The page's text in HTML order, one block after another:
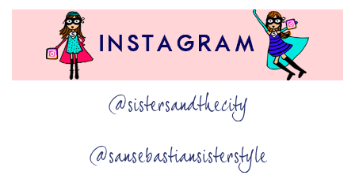
@sistersandthecity
@sansebastiansisterstyle